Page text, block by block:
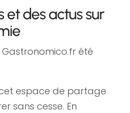
et des actus sur
été
espace de partage
sans cesse. En